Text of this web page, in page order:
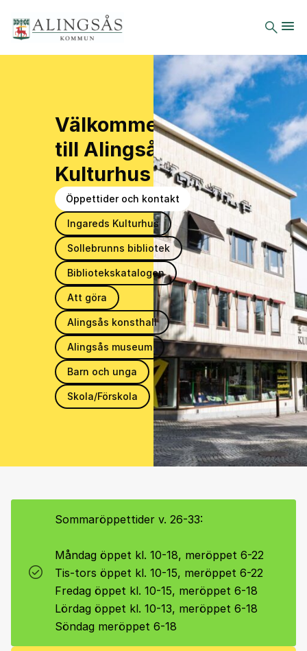
Välkommen
till Alingsås
Kulturhus
Öppettider och kontakt
Ingareds Kulturhus
Sollebrunns bibliotek
Bibliotekskatalogen
Att göra
Alingsås konsthall
Alingsås museum
Barn och unga
Skola/Förskola
Sommaröppettider v. 26-33:
Måndag öppet kl. 10-18, meröppet 6-22
Tis-tors öppet kl. 10-15, meröppet 6-22
Fredag öppet kl. 10-15, meröppet 6-18
Lördag öppet kl. 10-13, meröppet 6-18
Söndag meröppet 6-18